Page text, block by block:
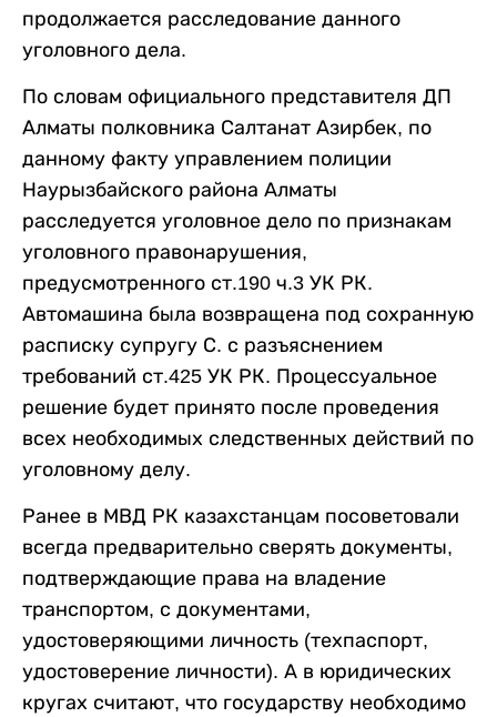
продолжается расследование данного
уголовного дела.
По словам официального представителя ДП
Алматы полковника Салтанат Азирбек, по
данному факту управлением полиции
Наурызбайского района Алматы
расследуется уголовное дело по признакам
уголовного правонарушения,
предусмотренного ст.190 ч.3 УК РК.
Автомашина была возвращена под сохранную
расписку супругу С. с разъяснением
требований ст.425 УК РК. Процессуальное
решение будет принято после проведения
всех необходимых следственных действий по
уголовному делу.
Ранее в МВД РК казахстанцам посоветовали
всегда предварительно сверять документы,
подтверждающие права на владение
транспортом, с документами,
удостоверяющими личность (техпаспорт,
удостоверение личности). А в юридических
кругах считают, что государству необходимо